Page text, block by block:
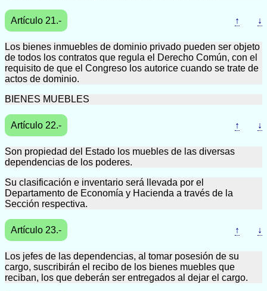
Artículo 21.- ↑ ↓
Los bienes inmuebles de dominio privado pueden ser objeto
de todos los contratos que regula el Derecho Común, con el
requisito de que el Congreso los autorice cuando se trate de
actos de dominio.
BIENES MUEBLES
Artículo 22.- ↑ ↓
Son propiedad del Estado los muebles de las diversas
dependencias de los poderes.
Su clasificación e inventario será llevada por el
Departamento de Economía y Hacienda a través de la
Sección respectiva.
Artículo 23.- ↑ ↓
Los jefes de las dependencias, al tomar posesión de su
cargo, suscribirán el recibo de los bienes muebles que
reciban, los que deberán ser entregados al dejar el cargo.